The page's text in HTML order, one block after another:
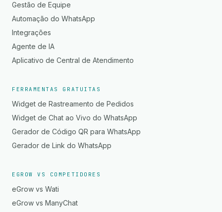
Gestão de Equipe
Automação do WhatsApp
Integrações
Agente de IA
Aplicativo de Central de Atendimento
FERRAMENTAS GRATUITAS
Widget de Rastreamento de Pedidos
Widget de Chat ao Vivo do WhatsApp
Gerador de Código QR para WhatsApp
Gerador de Link do WhatsApp
EGROW VS COMPETIDORES
eGrow vs Wati
eGrow vs ManyChat